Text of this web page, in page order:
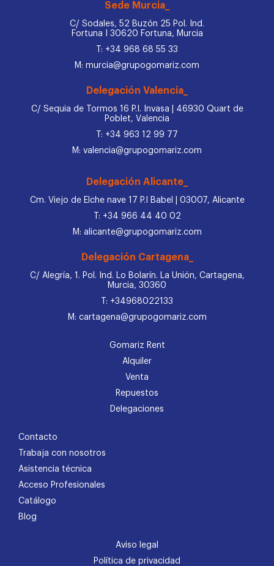
Sede Murcia_
C/ Sodales, 52 Buzón 25 Pol. Ind.
Fortuna I 30620 Fortuna, Murcia
T: +34 968 68 55 33
M: murcia@grupogomariz.com
Delegación Valencia_
C/ Sequia de Tormos 16 P.I. Invasa | 46930 Quart de
Poblet, Valencia
T: +34 963 12 99 77
M: valencia@grupogomariz.com
Delegación Alicante_
Cm. Viejo de Elche nave 17 P.I Babel | 03007, Alicante
T: +34 966 44 40 02
M: alicante@grupogomariz.com
Delegación Cartagena_
C/ Alegría, 1. Pol. Ind. Lo Bolarín. La Unión, Cartagena,
Murcia, 30360
T: +34968022133
M: cartagena@grupogomariz.com
Gomariz Rent
Alquiler
Venta
Repuestos
Delegaciones
Contacto
Trabaja con nosotros
Asistencia técnica
Acceso Profesionales
Catálogo
Blog
Aviso legal
Política de privacidad